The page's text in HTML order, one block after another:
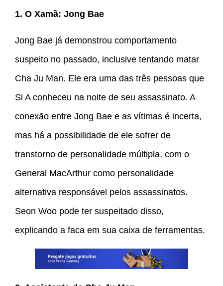
1. O Xamã: Jong Bae
Jong Bae já demonstrou comportamento
suspeito no passado, inclusive tentando matar
Cha Ju Man. Ele era uma das três pessoas que
Si A conheceu na noite de seu assassinato. A
conexão entre Jong Bae e as vítimas é incerta,
mas há a possibilidade de ele sofrer de
transtorno de personalidade múltipla, com o
General MacArthur como personalidade
alternativa responsável pelos assassinatos.
Seon Woo pode ter suspeitado disso,
explicando a faca em sua caixa de ferramentas.